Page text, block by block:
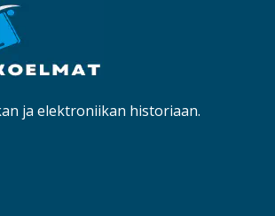
ja elektroniikan historiaan.